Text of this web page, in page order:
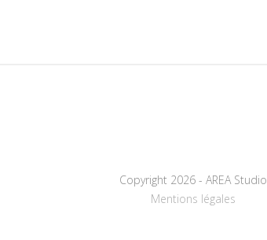
Copyright 2026 - AREA Studio
Mentions légales